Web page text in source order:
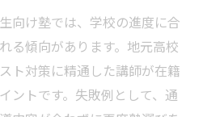
向け塾では、学校の進度に合
る傾向があります。地元高校
ト対策に精通した講師が在籍
ントです。失敗例として、通